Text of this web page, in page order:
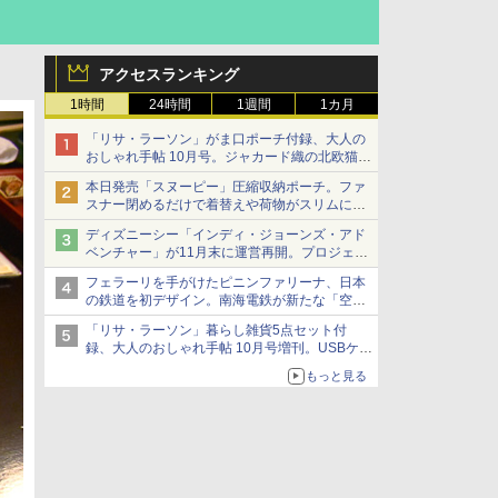
アクセスランキング
1時間 24時間 1週間 1カ月
「リサ・ラーソン」がま口ポーチ付録、大人の
おしゃれ手帖 10月号。ジャカード織の北欧猫デ
ザイン
本日発売「スヌーピー」圧縮収納ポーチ。ファ
スナー閉めるだけで着替えや荷物がスリムにま
とまる
ディズニーシー「インディ・ジョーンズ・アド
ベンチャー」が11月末に運営再開。プロジェク
ションマッピングを追加、DPAは1500円
フェラーリを手がけたピニンファリーナ、日本
の鉄道を初デザイン。南海電鉄が新たな「空港
特急」をなにわ筋線へ導入
「リサ・ラーソン」暮らし雑貨5点セット付
録、大人のおしゃれ手帖 10月号増刊。USBケー
もっと見る